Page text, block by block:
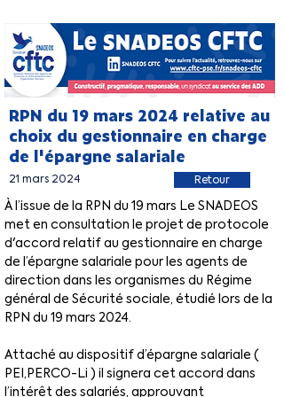
RPN du 19 mars 2024 relative au
choix du gestionnaire en charge
de l'épargne salariale
21 mars 2024 Retour
À l’issue de la RPN du 19 mars Le SNADEOS
met en consultation le projet de protocole
d'accord relatif au gestionnaire en charge
de l’épargne salariale pour les agents de
direction dans les organismes du Régime
général de Sécurité sociale, étudié lors de la
RPN du 19 mars 2024.
Attaché au dispositif d’épargne salariale (
PEI,PERCO-Li ) il signera cet accord dans
l’intérêt des salariés, approuvant